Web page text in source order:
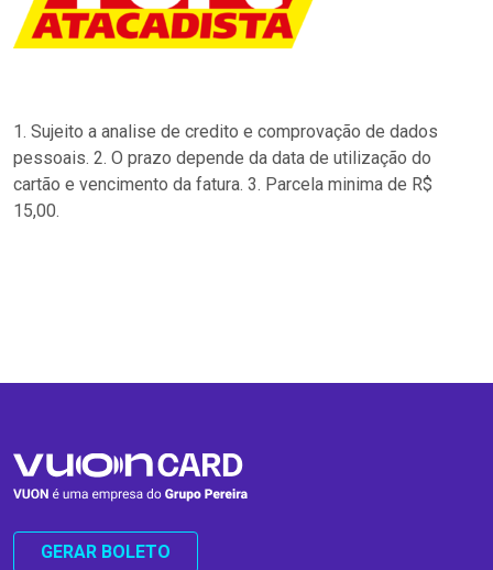
1. Sujeito a analise de credito e comprovação de dados
pessoais. 2. O prazo depende da data de utilização do
cartão e vencimento da fatura. 3. Parcela minima de R$
15,00.
GERAR BOLETO